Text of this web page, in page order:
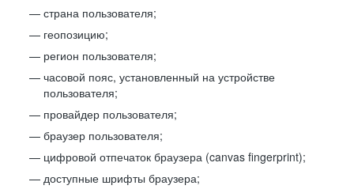
страна пользователя;
геопозицию;
регион пользователя;
часовой пояс, установленный на устройстве
пользователя;
провайдер пользователя;
браузер пользователя;
цифровой отпечаток браузера (canvas fingerprint);
доступные шрифты браузера;